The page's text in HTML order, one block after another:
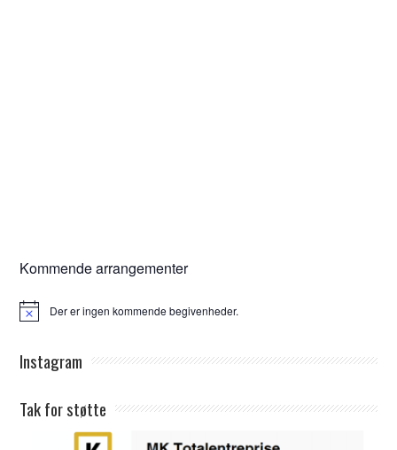
Kommende arrangementer
Notice Der er ingen kommende begivenheder.
Instagram
Tak for støtte